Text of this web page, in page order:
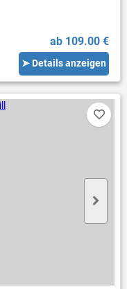
ab 109.00 €
➤ Details anzeigen